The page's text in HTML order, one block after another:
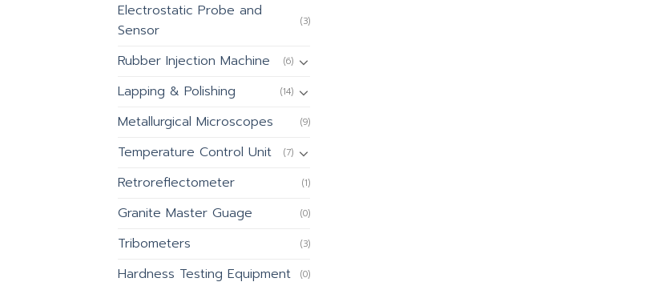
Electrostatic Probe and
Sensor
(3)
Rubber Injection Machine (6)
Lapping & Polishing (14)
Metallurgical Microscopes (9)
Temperature Control Unit (7)
Retroreflectometer (1)
Granite Master Guage (0)
Tribometers (3)
Hardness Testing Equipment (0)